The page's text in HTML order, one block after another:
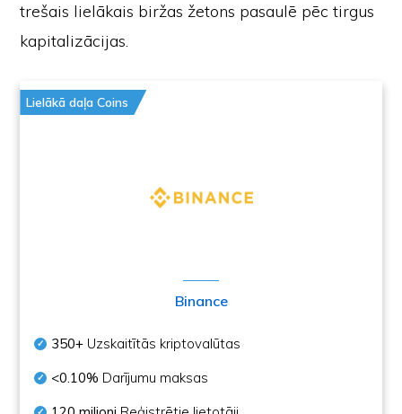
trešais lielākais biržas žetons pasaulē pēc tirgus
kapitalizācijas.
Lielākā daļa Coins
Binance
350+ Uzskaitītās kriptovalūtas
<0.10% Darījumu maksas